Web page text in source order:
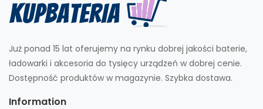
Już ponad 15 lat oferujemy na rynku dobrej jakości baterie,
ładowarki i akcesoria do tysięcy urządzeń w dobrej cenie.
Dostępność produktów w magazynie. Szybka dostawa.
Information